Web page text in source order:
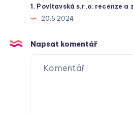
1. Povltavská s.r.o. recenze a
20.6.2024
Napsat komentář